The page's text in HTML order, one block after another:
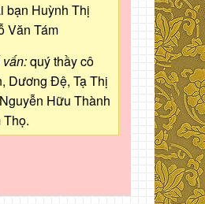
bạn Huỳnh Thị
Văn Tám
quý thầy cô
Dương Đệ, Tạ Thị
Hữu Thành